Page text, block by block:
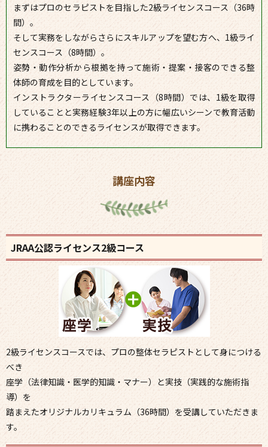
まずはプロのセラピストを目指した2級ライセンスコース（36時
間）。
そして実務をしながらさらにスキルアップを望む方へ、1級ライ
センスコース（8時間）。
姿勢・動作分析から根拠を持って施術・提案・接客のできる整
体師の育成を目的としています。
インストラクターライセンスコース（8時間）では、1級を取得
していることと実務経験3年以上の方に幅広いシーンで教育活動
に携わることのできるライセンスが取得できます。
講座内容
JRAA公認ライセンス2級コース
2級ライセンスコースでは、プロの整体セラピストとして身につける
べき
座学（法律知識・医学的知識・マナー）と実技（実践的な施術指
導）を
踏まえたオリジナルカリキュラム（36時間）を受講していただきま
す。